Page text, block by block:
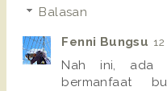
Balasan
Fenni Bungsu
Nah ini, ada
bermanfaat